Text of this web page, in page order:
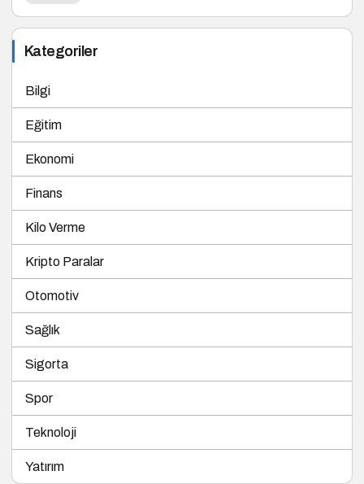
Kategoriler
Bilgi
Eğitim
Ekonomi
Finans
Kilo Verme
Kripto Paralar
Otomotiv
Sağlık
Sigorta
Spor
Teknoloji
Yatırım